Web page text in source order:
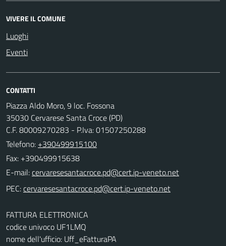
VIVERE IL COMUNE
Luoghi
Eventi
CONTATTI
Piazza Aldo Moro, 9 loc. Fossona
35030 Cervarese Santa Croce (PD)
C.F. 80009270283 - P.Iva: 01507250288
Telefono: +390499915100
Fax: +390499915638
E-mail:
PEC:
FATTURA ELETTRONICA
codice univoco UF1LMQ
nome dell'ufficio: Uff_eFatturaPA